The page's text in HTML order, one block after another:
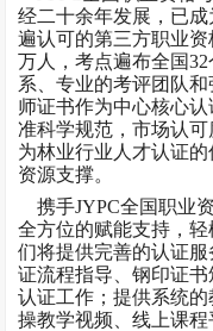
经二十余年发展，已
遍认可的第三方职业
万人，考点遍布全国
系、专业的考评团队
师证书作为中心核心
准科学规范，市场认
为林业行业人才认证
资源支撑。
携手JYPC全国职业
全方位的赋能支持，
们将提供完善的认证
证流程指导、钢印证
认证工作；提供系统
操教学视频、线上课